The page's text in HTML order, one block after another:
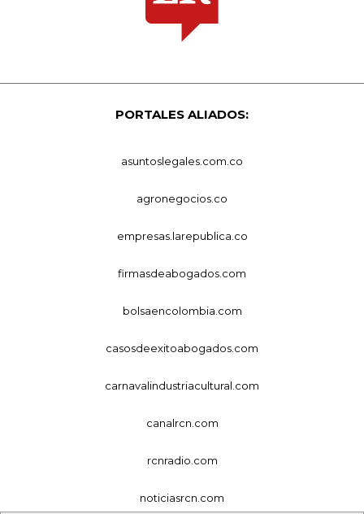
PORTALES ALIADOS:
asuntoslegales.com.co
agronegocios.co
empresas.larepublica.co
firmasdeabogados.com
bolsaencolombia.com
casosdeexitoabogados.com
carnavalindustriacultural.com
canalrcn.com
rcnradio.com
noticiasrcn.com